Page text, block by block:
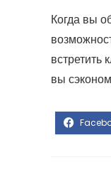
Когда вы
встретить
вы